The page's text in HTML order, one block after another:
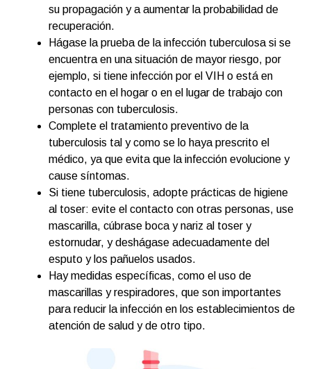
su propagación y a aumentar la probabilidad de
recuperación.
Hágase la prueba de la infección tuberculosa si se
encuentra en una situación de mayor riesgo, por
ejemplo, si tiene infección por el VIH o está en
contacto en el hogar o en el lugar de trabajo con
personas con tuberculosis.
Complete el tratamiento preventivo de la
tuberculosis tal y como se lo haya prescrito el
médico, ya que evita que la infección evolucione y
cause síntomas.
Si tiene tuberculosis, adopte prácticas de higiene
al toser: evite el contacto con otras personas, use
mascarilla, cúbrase boca y nariz al toser y
estornudar, y deshágase adecuadamente del
esputo y los pañuelos usados.
Hay medidas específicas, como el uso de
mascarillas y respiradores, que son importantes
para reducir la infección en los establecimientos de
atención de salud y de otro tipo.